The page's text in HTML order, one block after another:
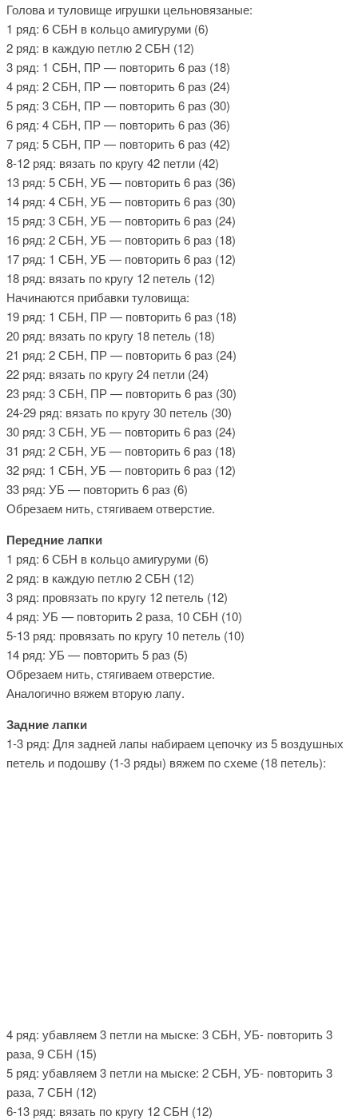
Голова и туловище игрушки цельновязаные:
1 ряд: 6 СБН в кольцо амигуруми (6)
2 ряд: в каждую петлю 2 СБН (12)
3 ряд: 1 СБН, ПР — повторить 6 раз (18)
4 ряд: 2 СБН, ПР — повторить 6 раз (24)
5 ряд: 3 СБН, ПР — повторить 6 раз (30)
6 ряд: 4 СБН, ПР — повторить 6 раз (36)
7 ряд: 5 СБН, ПР — повторить 6 раз (42)
8-12 ряд: вязать по кругу 42 петли (42)
13 ряд: 5 СБН, УБ — повторить 6 раз (36)
14 ряд: 4 СБН, УБ — повторить 6 раз (30)
15 ряд: 3 СБН, УБ — повторить 6 раз (24)
16 ряд: 2 СБН, УБ — повторить 6 раз (18)
17 ряд: 1 СБН, УБ — повторить 6 раз (12)
18 ряд: вязать по кругу 12 петель (12)
Начинаются прибавки туловища:
19 ряд: 1 СБН, ПР — повторить 6 раз (18)
20 ряд: вязать по кругу 18 петель (18)
21 ряд: 2 СБН, ПР — повторить 6 раз (24)
22 ряд: вязать по кругу 24 петли (24)
23 ряд: 3 СБН, ПР — повторить 6 раз (30)
24-29 ряд: вязать по кругу 30 петель (30)
30 ряд: 3 СБН, УБ — повторить 6 раз (24)
31 ряд: 2 СБН, УБ — повторить 6 раз (18)
32 ряд: 1 СБН, УБ — повторить 6 раз (12)
33 ряд: УБ — повторить 6 раз (6)
Обрезаем нить, стягиваем отверстие.
Передние лапки
1 ряд: 6 СБН в кольцо амигуруми (6)
2 ряд: в каждую петлю 2 СБН (12)
3 ряд: провязать по кругу 12 петель (12)
4 ряд: УБ — повторить 2 раза, 10 СБН (10)
5-13 ряд: провязать по кругу 10 петель (10)
14 ряд: УБ — повторить 5 раз (5)
Обрезаем нить, стягиваем отверстие.
Аналогично вяжем вторую лапу.
Задние лапки
1-3 ряд: Для задней лапы набираем цепочку из 5 воздушных
петель и подошву (1-3 ряды) вяжем по схеме (18 петель):
4 ряд: убавляем 3 петли на мыске: 3 СБН, УБ- повторить 3
раза, 9 СБН (15)
5 ряд: убавляем 3 петли на мыске: 2 СБН, УБ- повторить 3
раза, 7 СБН (12)
6-13 ряд: вязать по кругу 12 СБН (12)